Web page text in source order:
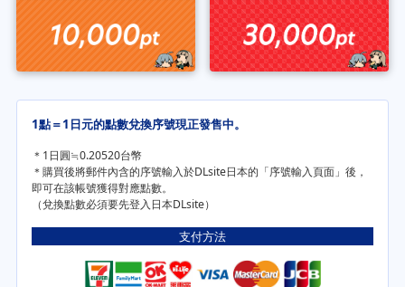
1點＝1日元的點數兌換序號現正發售中。
＊1日圓≒0.20520台幣
＊購買後將郵件內含的序號輸入於DLsite日本的「序號輸入頁面」後，
即可在該帳號獲得對應點數。
（兌換點數必須要先登入日本DLsite）
支付方法